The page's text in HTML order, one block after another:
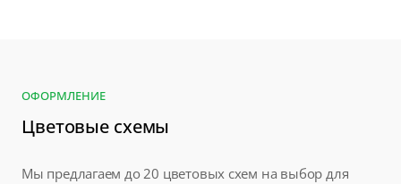
ОФОРМЛЕНИЕ
Цветовые схемы
Мы предлагаем до 20 цветовых схем на выбор для